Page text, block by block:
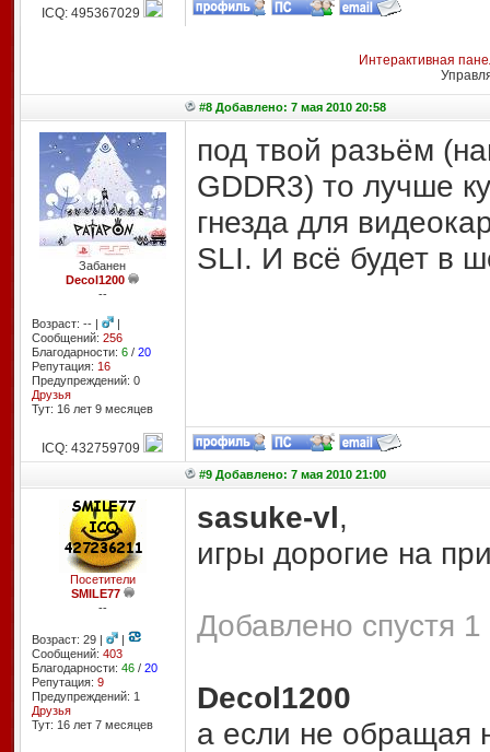
ICQ: 495367029
Интерактивная
#8 Добавлено: 7 мая 2010 20:58
Забанен
Decol1200
--
Возраст: -- |
|
Сообщений: 256
Благодарности: 6/ 20
Репутация: 16
Предупреждений: 0
Друзья
Тут: 16 лет 9 месяцев
под твой разьём
GDDR3) то лучше
гнезда для
SLI. И всё будет в
ICQ: 432759709
#9 Добавлено: 7 мая 2010 21:00
Посетители
SMILE77
--
Возраст: 29 |
|
Сообщений: 403
Благодарности: 46/ 20
Репутация: 9
Предупреждений: 1
Друзья
Тут: 16 лет 7 месяцев
sasuke-vl,
игры дорогие на
Добавлено спустя
Decol1200
а если не обращая